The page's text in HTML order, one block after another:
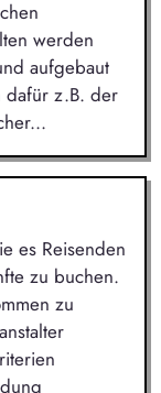
werden
aufgebaut
dafür z.B. der
es Reisenden
zu buchen.
zu